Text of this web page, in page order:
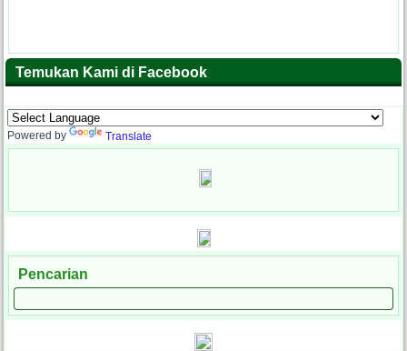
Temukan Kami di Facebook
Powered by Translate
Pencarian